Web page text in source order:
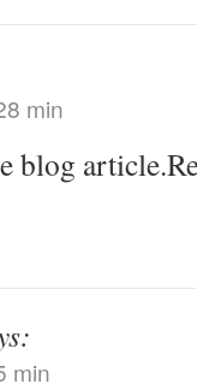
min
blog
min